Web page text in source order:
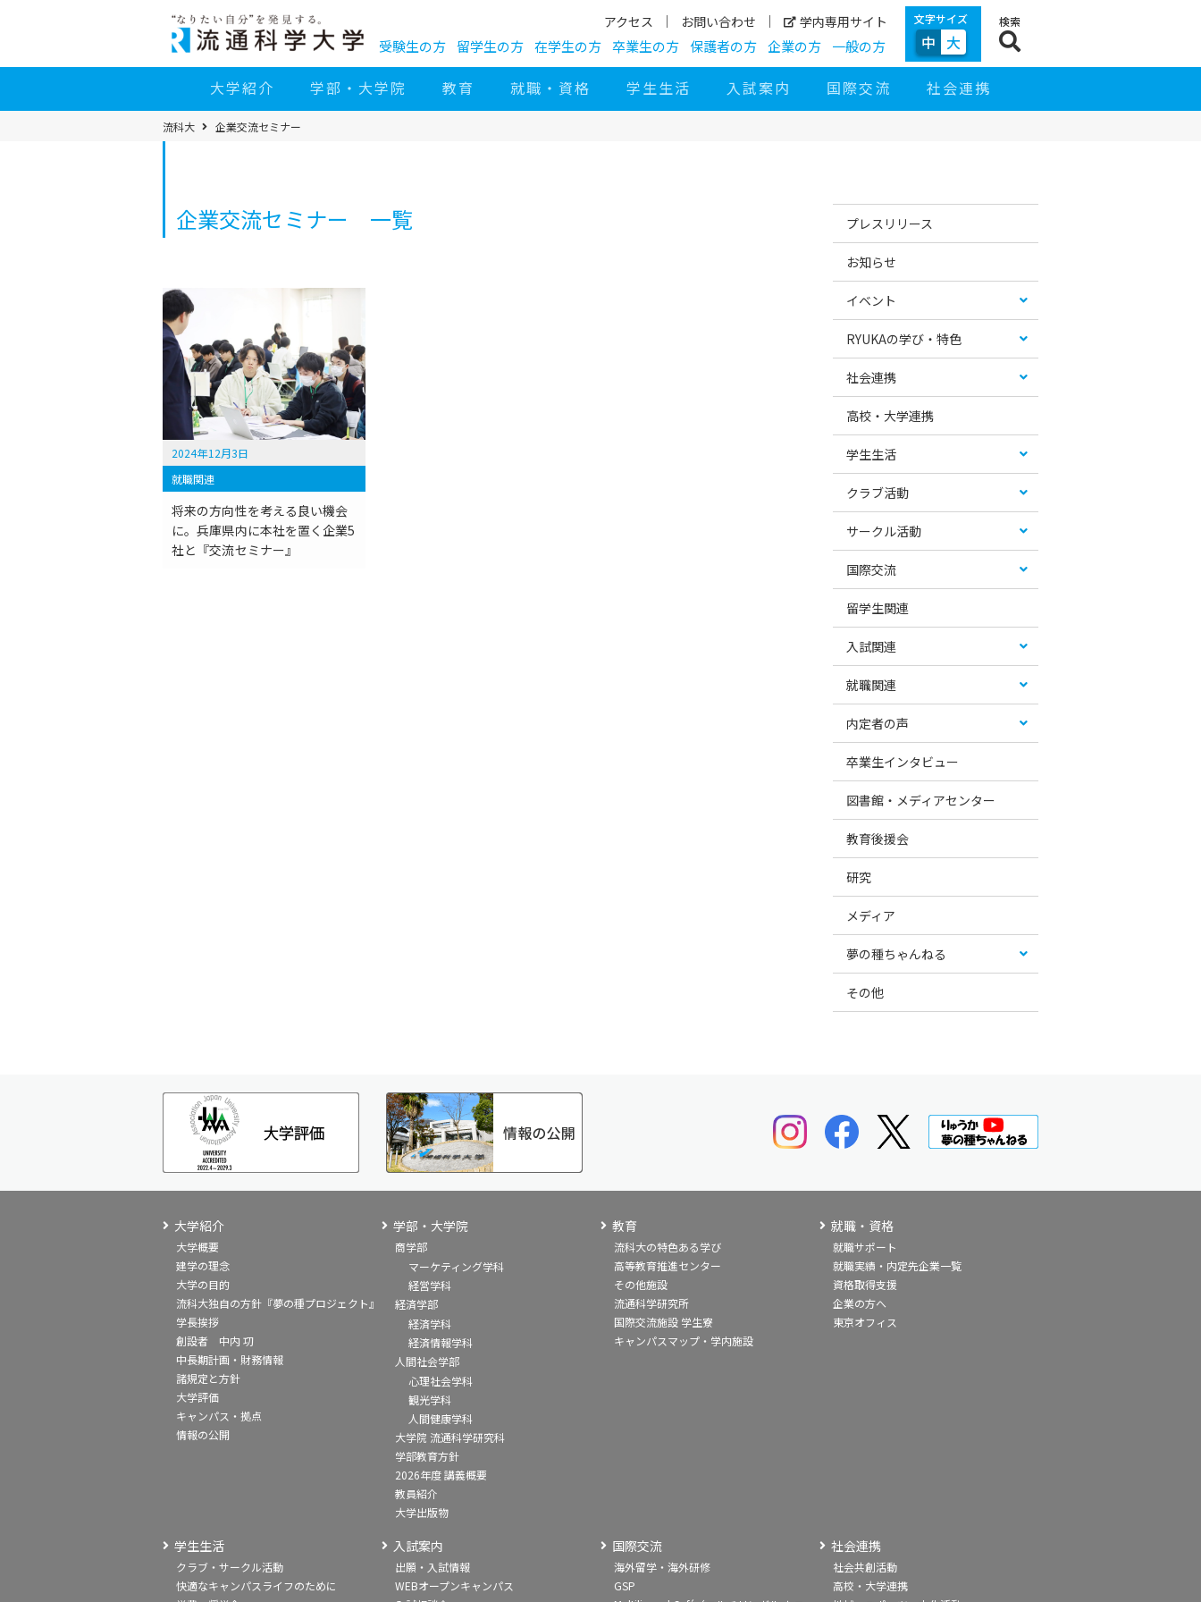
へ
アクセス お問い合わせ 学内専用サイト
受験生の方 留学生の方 在学生の方 卒業生の方 保護者の方 企業の方 一般の方
文字サイズ
中 大
検索
大学紹介 学部・大学院 教育 就職・資格 学生生活 入試案内 国際交流 社会連携
パ
ン
流科大 企業交流セミナー
企業交流セミナー 一覧
2024年12月3日
就職関連
将来の方向性を考える良い機会
に。兵庫県内に本社を置く企業5
社と『交流セミナー』
イ
ビ
シ
お
め
テ
カ
リ
ス
プレスリリース
お知らせ
イベント
RYUKAの学び・特色
社会連携
高校・大学連携
学生生活
クラブ活動
サークル活動
国際交流
留学生関連
入試関連
就職関連
内定者の声
卒業生インタビュー
図書館・メディアセンター
教育後援会
研究
メディア
夢の種ちゃんねる
その他
大学紹介
大学概要
建学の理念
大学の目的
流科大独自の方針『夢の種プロジェクト』
学長挨拶
創設者 中内 㓛
中長期計画・財務情報
諸規定と方針
大学評価
キャンパス・拠点
情報の公開
学部・大学院
商学部
マーケティング学科
経営学科
経済学部
経済学科
経済情報学科
人間社会学部
心理社会学科
観光学科
人間健康学科
大学院 流通科学研究科
学部教育方針
2026年度 講義概要
教員紹介
大学出版物
教育
流科大の特色ある学び
高等教育推進センター
その他施設
流通科学研究所
国際交流施設 学生寮
キャンパスマップ・学内施設
就職・資格
就職サポート
就職実績・内定先企業一覧
資格取得支援
企業の方へ
東京オフィス
学生生活
クラブ・サークル活動
快適なキャンパスライフのために
入試案内
出願・入試情報
WEBオープンキャンパス
国際交流
海外留学・海外研修
GSP
社会連携
社会共創活動
高校・大学連携